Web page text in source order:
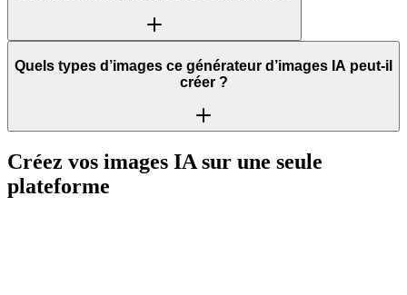
Quels types d’images ce générateur d’images IA peut-il
créer ?
Créez vos images IA sur une seule
plateforme